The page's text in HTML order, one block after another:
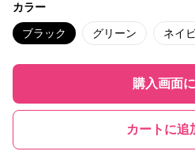
カラー
ブラック グリーン ネイ
購入画面
カートに追